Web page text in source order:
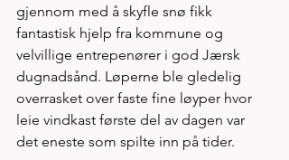
gjennom med å skyfle snø fikk
fantastisk hjelp fra kommune og
velvillige entrepenører i god Jærsk
dugnadsånd. Løperne ble gledelig
overrasket over faste fine løyper hvor
leie vindkast første del av dagen var
det eneste som spilte inn på tider.